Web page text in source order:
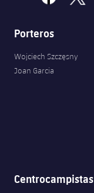
Porteros
Wojciech Szczęsny
Joan Garcia
Centrocampistas